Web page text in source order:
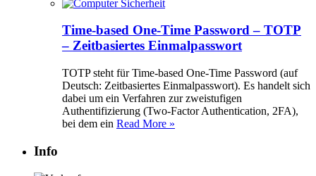
Time-based One-Time Password – TOTP
– Zeitbasiertes Einmalpasswort
TOTP steht für Time-based One-Time Password (auf
Deutsch: Zeitbasiertes Einmalpasswort). Es handelt sich
dabei um ein Verfahren zur zweistufigen
Authentifizierung (Two-Factor Authentication, 2FA),
bei dem ein Read More »
Info